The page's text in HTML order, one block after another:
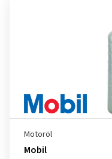
Motoröl
Mobil